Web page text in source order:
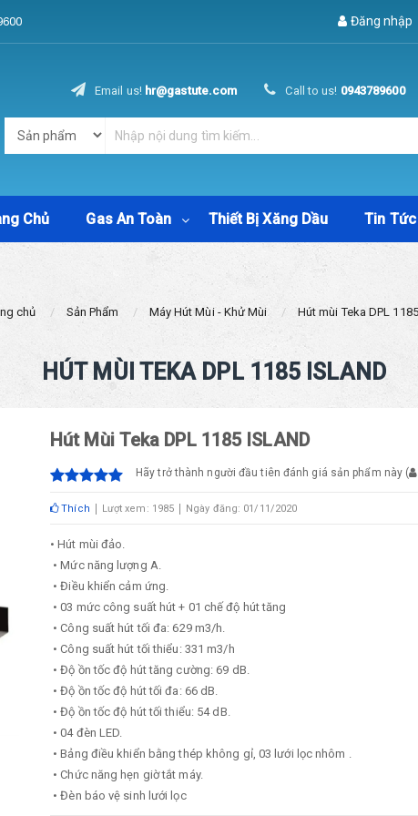
Đăng nhập
Email us! hr@gastute.com Call to us! 0943789600
Chủ Gas An Toàn Thiết Bị Xăng Dầu Tin Tức
chủ Sản Phẩm Máy Hút Mùi - Khử Mùi Hút mùi Teka DPL
HÚT MÙI TEKA DPL 1185 ISLAND
Hút Mùi Teka DPL 1185 ISLAND
Hãy trở thành người đầu tiên đánh giá sản phẩm này (
Thích Lượt xem: 1985 Ngày đăng: 01/11/2020
• Hút mùi đảo.
• Mức năng lượng A.
• Điều khiển cảm ứng.
• 03 mức công suất hút + 01 chế độ hút tăng
• Công suất hút tối đa: 629 m3/h.
• Công suất hút tối thiểu: 331 m3/h
• Độ ồn tốc độ hút tăng cường: 69 dB.
• Độ ồn tốc độ hút tối đa: 66 dB.
• Độ ồn tốc độ hút tối thiểu: 54 dB.
• 04 đèn LED.
• Bảng điều khiển bằng thép không gỉ, 03 lưới lọc nhôm .
• Chức năng hẹn giờ tắt máy.
• Đèn báo vệ sinh lưới lọc